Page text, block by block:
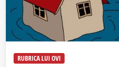
RUBRICA LUI OVI